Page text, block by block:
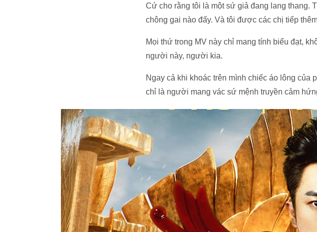
Cứ cho rằng tôi là một sứ giả đang lang thang.
chông gai nào đấy. Và tôi được các chị tiếp
Mọi thứ trong MV này chỉ mang tính biểu đạt,
người này, người kia.
Ngay cả khi khoác trên mình chiếc áo lông
chỉ là người mang vác sứ mệnh truyền cảm